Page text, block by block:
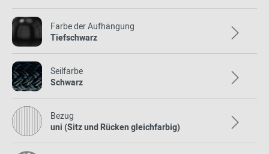
Farbe der Aufhängung
Tiefschwarz
Seilfarbe
Schwarz
Bezug
uni (Sitz und Rücken gleichfarbig)